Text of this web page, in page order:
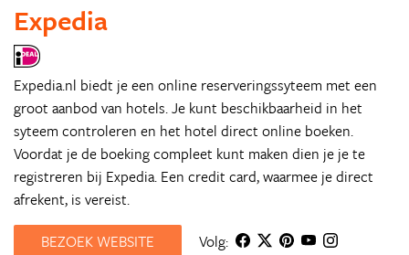
Expedia
Expedia.nl biedt je een online reserveringssyteem met een
groot aanbod van hotels. Je kunt beschikbaarheid in het
syteem controleren en het hotel direct online boeken.
Voordat je de boeking compleet kunt maken dien je je te
registreren bij Expedia. Een credit card, waarmee je direct
afrekent, is vereist.
BEZOEK WEBSITE
Volg: